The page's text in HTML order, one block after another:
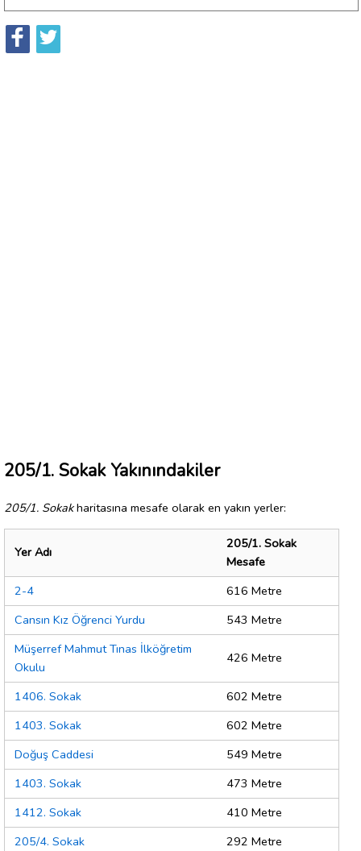
205/1. Sokak Yakınındakiler
205/1. Sokakharitasına mesafe olarak en yakın yerler:
Yer Adı
205/1. Sokak
Mesafe
2-4
616 Metre
Cansın Kız Öğrenci Yurdu
543 Metre
Müşerref Mahmut Tınas İlköğretim
Okulu
426 Metre
1406. Sokak
602 Metre
1403. Sokak
602 Metre
Doğuş Caddesi
549 Metre
1403. Sokak
473 Metre
1412. Sokak
410 Metre
205/4. Sokak
292 Metre